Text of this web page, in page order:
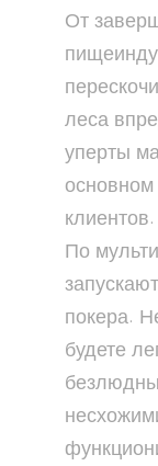
От
леса
уперты
клиентов.
По
покера.
будете